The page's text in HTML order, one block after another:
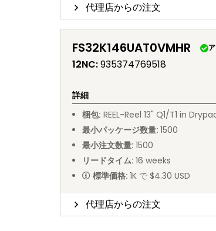
代理店からの注文
FS32K146UAT0VMHR
12NC:935374769518
詳細
梱包: REEL-Reel 13" Q1/T1 in
最小パッケージ数量: 1500
最小注文数量: 1500
リードタイム: 16 weeks
標準価格: 1K で $4.30 USD
代理店からの注文